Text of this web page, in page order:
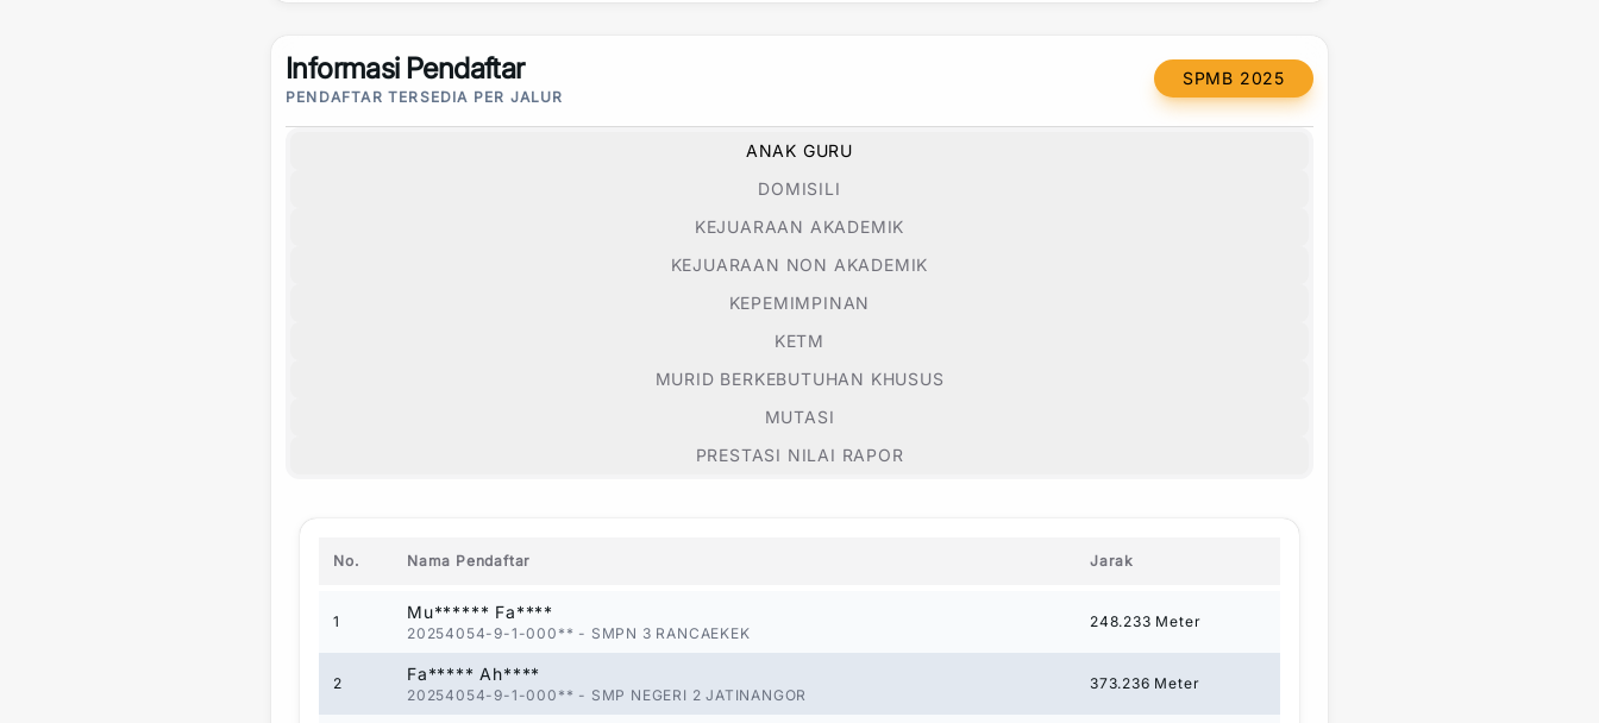
Informasi Pendaftar
PENDAFTAR TERSEDIA PER JALUR
SPMB 2025
ANAK GURU
DOMISILI
KEJUARAAN AKADEMIK
KEJUARAAN NON AKADEMIK
KEPEMIMPINAN
KETM
MURID BERKEBUTUHAN KHUSUS
MUTASI
PRESTASI NILAI RAPOR
No. Nama Pendaftar Jarak
1 Mu****** Fa****
20254054-9-1-000** - SMPN 3 RANCAEKEK
248.233 Meter
2 Fa***** Ah****
20254054-9-1-000** - SMP NEGERI 2 JATINANGOR
373.236 Meter